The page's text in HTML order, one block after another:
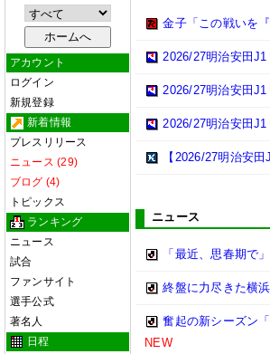
アカウント
ログイン
新規登録
新着情報
プレスリリース
ニュース (29)
ブログ (4)
トピックス
ランキング
ニュース
試合
ファンサイト
選手公式
著名人
日程
金子「この戦いを
2026/27明治安田
2026/27明治安田
2026/27明治安田
【2026/27明治安
ニュース
「最近、思春期で
終盤に力尽きた横
奮起の新シーズン
NEW